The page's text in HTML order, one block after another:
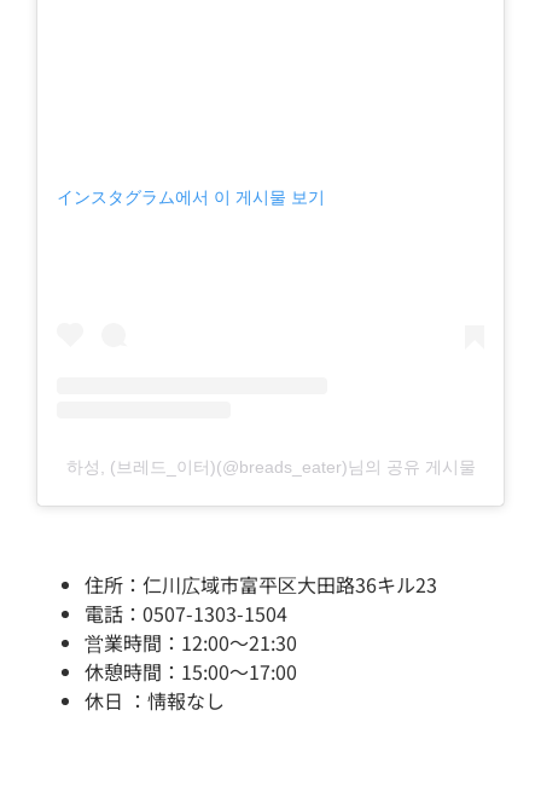
インスタグラム에서 이 게시물 보기
하성, (브레드_이터)(@breads_eater)님의 공유 게시물
住所：仁川広域市富平区大田路36キル23
電話：0507-1303-1504
営業時間：12:00～21:30
休憩時間：15:00～17:00
休日 ：情報なし